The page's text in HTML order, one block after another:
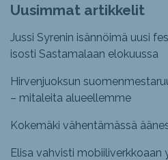
Uusimmat artikkelit
Jussi Syrenin isännöimä uusi
isosti Sastamalaan elokuussa
Hirvenjuoksun
– mitaleita alueellemme
Kokemäki vähentämässä
Elisa vahvisti mobiiliverkkoaan